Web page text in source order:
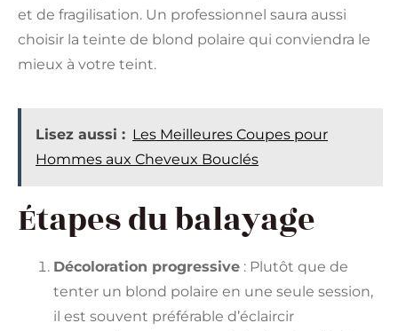
et de fragilisation. Un professionnel saura aussi
choisir la teinte de blond polaire qui conviendra le
mieux à votre teint.
Lisez aussi : Les Meilleures Coupes pour
Hommes aux Cheveux Bouclés
Étapes du balayage
Décoloration progressive : Plutôt que de
tenter un blond polaire en une seule session,
il est souvent préférable d’éclaircir